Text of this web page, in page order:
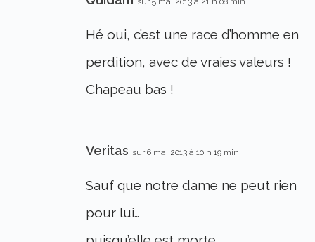
Hé oui, c’est une race d’homme en
perdition, avec de vraies valeurs !
Chapeau bas !
Veritas sur 6 mai 2013 à 10 h 19 min
Sauf que notre dame ne peut rien
pour lui…